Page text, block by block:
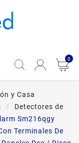
0
y Casa
Detectores de
Sm216qgy
Terminales De